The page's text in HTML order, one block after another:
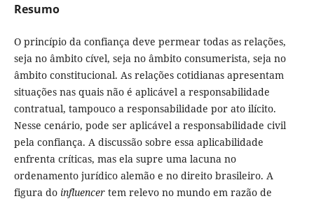
Resumo
O princípio da confiança deve permear todas as relações,
seja no âmbito cível, seja no âmbito consumerista, seja no
âmbito constitucional. As relações cotidianas apresentam
situações nas quais não é aplicável a responsabilidade
contratual, tampouco a responsabilidade por ato ilícito.
Nesse cenário, pode ser aplicável a responsabilidade civil
pela confiança. A discussão sobre essa aplicabilidade
enfrenta críticas, mas ela supre uma lacuna no
ordenamento jurídico alemão e no direito brasileiro. A
figura do influencertem relevo no mundo em razão de